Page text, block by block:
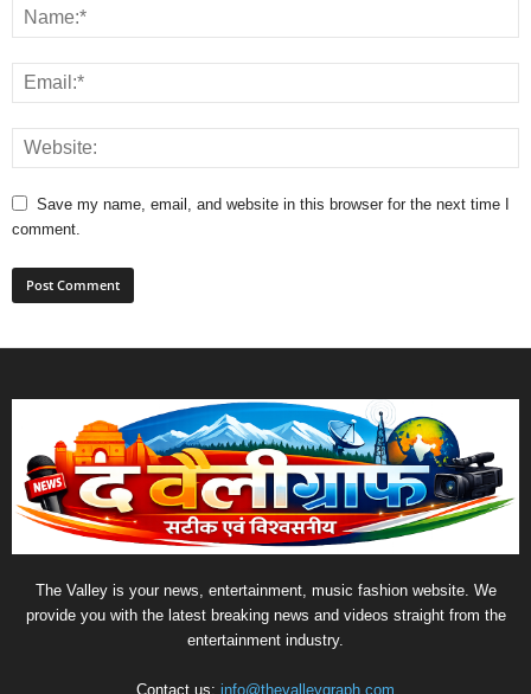
Save my name, email, and website in this browser for the next time I
comment.
The Valley is your news, entertainment, music fashion website. We
provide you with the latest breaking news and videos straight from the
entertainment industry.
Contact us: info@thevalleygraph.com